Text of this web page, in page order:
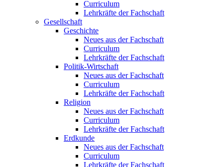
Curriculum
Lehrkräfte der Fachschaft
Gesellschaft
Geschichte
Neues aus der Fachschaft
Curriculum
Lehrkräfte der Fachschaft
Politik-Wirtschaft
Neues aus der Fachschaft
Curriculum
Lehrkräfte der Fachschaft
Religion
Neues aus der Fachschaft
Curriculum
Lehrkräfte der Fachschaft
Erdkunde
Neues aus der Fachschaft
Curriculum
Lehrkräfte der Fachschaft